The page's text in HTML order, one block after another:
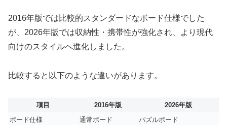
2016年版では比較的スタンダードなボード仕様でした
が、2026年版では収納性・携帯性が強化され、より現代
向けのスタイルへ進化しました。
比較すると以下のような違いがあります。
項目 2016年版
2026年版
ボード仕様
通常ボード
パズルボード